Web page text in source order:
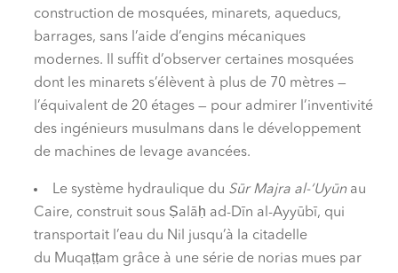
construction de mosquées, minarets, aqueducs,
barrages, sans l’aide d’engins mécaniques
modernes. Il suffit d’observer certaines mosquées
dont les minarets s’élèvent à plus de 70 mètres —
l’équivalent de 20 étages — pour admirer l’inventivité
des ingénieurs musulmans dans le développement
de machines de levage avancées.
Le système hydraulique du Sūr Majra al-‘Uyūnau
Caire, construit sous Ṣalāḥ ad-Dīn al-Ayyūbī, qui
transportait l’eau du Nil jusqu’à la citadelle
du Muqaṭṭam grâce à une série de norias mues par